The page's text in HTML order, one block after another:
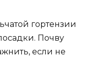
гортензии
Почву
если не